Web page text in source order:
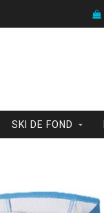
SKI DE FOND